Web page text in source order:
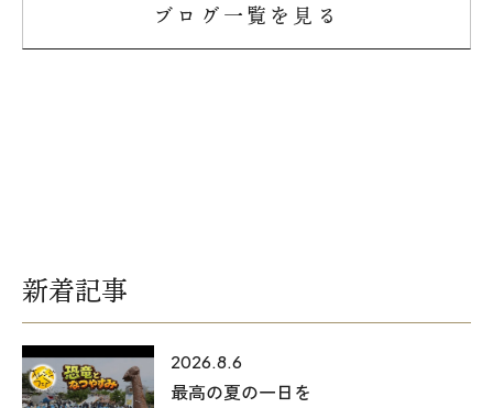
資料請求
お問い合わせ
ブログ一覧を見る
新着記事
2026.8.6
最高の夏の一日を